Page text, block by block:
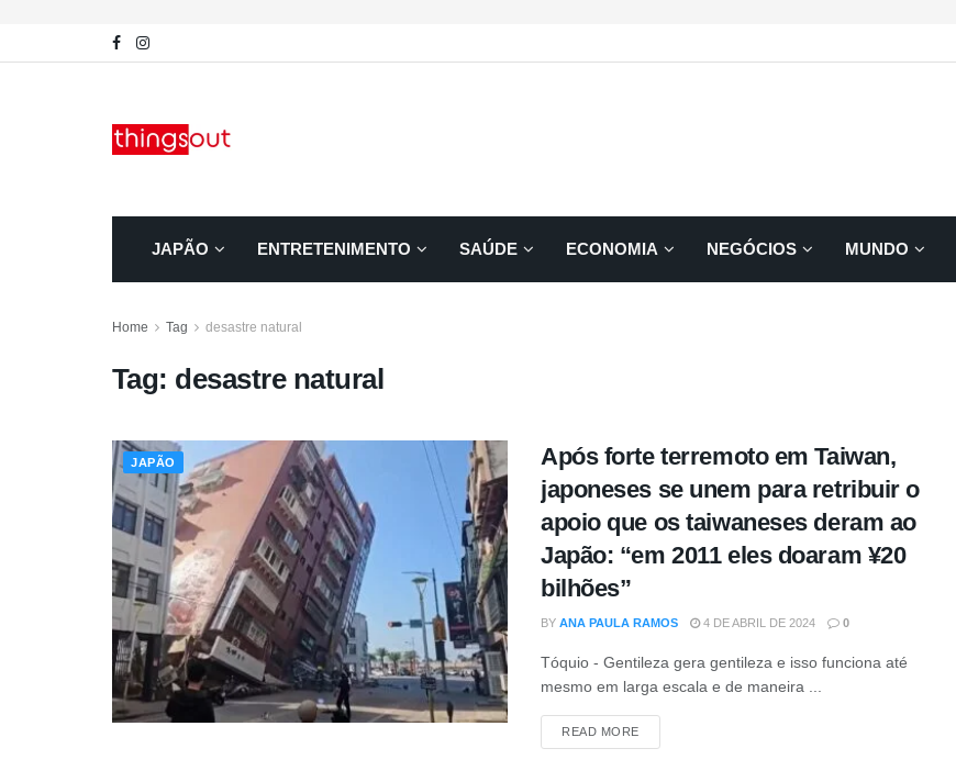
JAPÃO ENTRETENIMENTO SAÚDE ECONOMIA NEGÓCIOS MUNDO
Home Tag desastre natural
Tag: desastre natural
JAPÃO
Após forte terremoto em Taiwan,
japoneses se unem para retribuir o
apoio que os taiwaneses deram ao
Japão: “em 2011 eles doaram ¥20
bilhões”
BY ANA PAULA RAMOS 4 DE ABRIL DE 2024 0
Tóquio - Gentileza gera gentileza e isso funciona até
mesmo em larga escala e de maneira ...
READ MOREDETAILS